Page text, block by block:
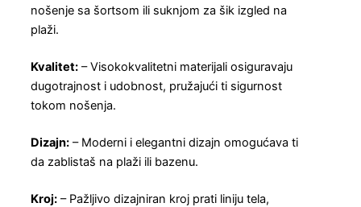
nošenje sa šortsom ili suknjom za šik izgled na
plaži.
Kvalitet: – Visokokvalitetni materijali osiguravaju
dugotrajnost i udobnost, pružajući ti sigurnost
tokom nošenja.
Dizajn: – Moderni i elegantni dizajn omogućava ti
da zablistaš na plaži ili bazenu.
Kroj: – Pažljivo dizajniran kroj prati liniju tela,